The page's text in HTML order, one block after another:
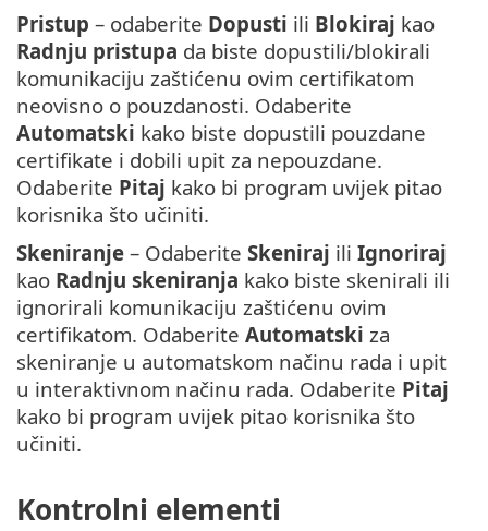
Pristup – odaberite Dopusti ili Blokiraj kao
Radnju pristupa da biste dopustili/blokirali
komunikaciju zaštićenu ovim certifikatom
neovisno o pouzdanosti. Odaberite
Automatski kako biste dopustili pouzdane
certifikate i dobili upit za nepouzdane.
Odaberite Pitaj kako bi program uvijek pitao
korisnika što učiniti.
Skeniranje – Odaberite Skeniraj ili Ignoriraj
kao Radnju skeniranja kako biste skenirali ili
ignorirali komunikaciju zaštićenu ovim
certifikatom. Odaberite Automatski za
skeniranje u automatskom načinu rada i upit
u interaktivnom načinu rada. Odaberite Pitaj
kako bi program uvijek pitao korisnika što
učiniti.
Kontrolni elementi